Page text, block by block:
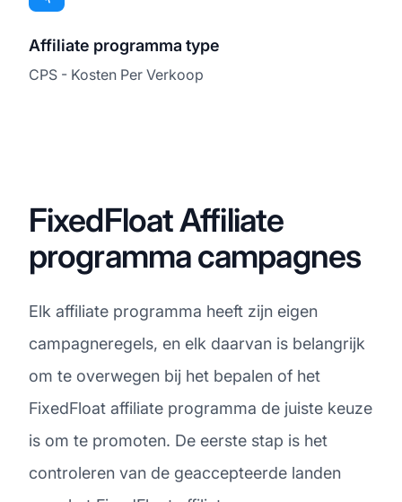
Affiliate programma type
CPS - Kosten Per Verkoop
FixedFloat Affiliate
programma campagnes
Elk affiliate programma heeft zijn eigen
campagneregels, en elk daarvan is belangrijk
om te overwegen bij het bepalen of het
FixedFloat affiliate programma de juiste keuze
is om te promoten. De eerste stap is het
controleren van de geaccepteerde landen